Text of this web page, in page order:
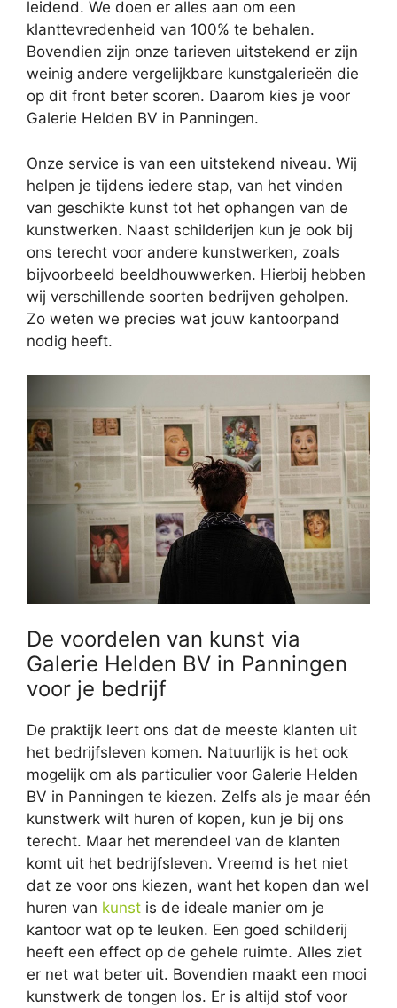
leidend. We doen er alles aan om een
klanttevredenheid van 100% te behalen.
Bovendien zijn onze tarieven uitstekend er zijn
weinig andere vergelijkbare kunstgalerieën die
op dit front beter scoren. Daarom kies je voor
Galerie Helden BV in Panningen.
Onze service is van een uitstekend niveau. Wij
helpen je tijdens iedere stap, van het vinden
van geschikte kunst tot het ophangen van de
kunstwerken. Naast schilderijen kun je ook bij
ons terecht voor andere kunstwerken, zoals
bijvoorbeeld beeldhouwwerken. Hierbij hebben
wij verschillende soorten bedrijven geholpen.
Zo weten we precies wat jouw kantoorpand
nodig heeft.
De voordelen van kunst via
Galerie Helden BV in Panningen
voor je bedrijf
De praktijk leert ons dat de meeste klanten uit
het bedrijfsleven komen. Natuurlijk is het ook
mogelijk om als particulier voor Galerie Helden
BV in Panningen te kiezen. Zelfs als je maar één
kunstwerk wilt huren of kopen, kun je bij ons
terecht. Maar het merendeel van de klanten
komt uit het bedrijfsleven. Vreemd is het niet
dat ze voor ons kiezen, want het kopen dan wel
huren van kunst is de ideale manier om je
kantoor wat op te leuken. Een goed schilderij
heeft een effect op de gehele ruimte. Alles ziet
er net wat beter uit. Bovendien maakt een mooi
kunstwerk de tongen los. Er is altijd stof voor